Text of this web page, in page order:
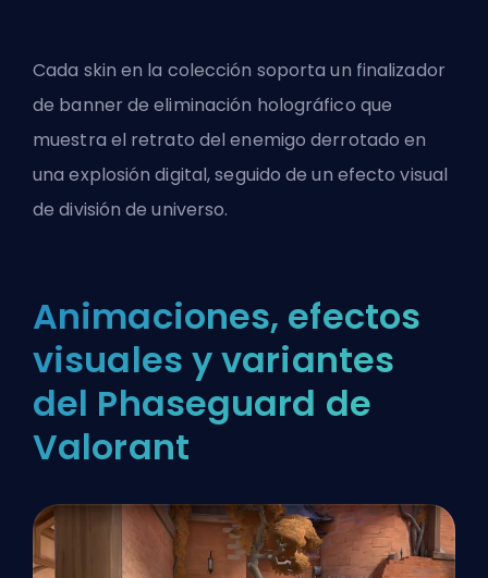
Cada skin en la colección soporta un finalizador
de banner de eliminación holográfico que
muestra el retrato del enemigo derrotado en
una explosión digital, seguido de un efecto visual
de división de universo.
Animaciones, efectos
visuales y variantes
del Phaseguard de
Valorant